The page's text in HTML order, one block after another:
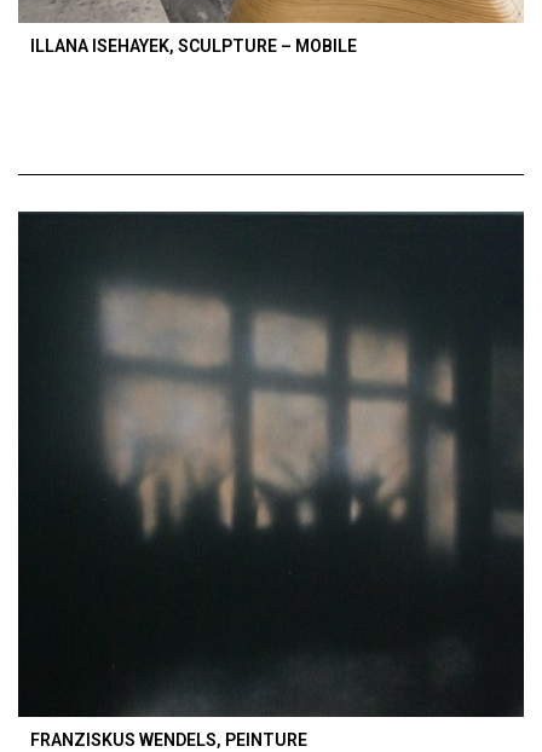
ILLANA ISEHAYEK, SCULPTURE – MOBILE
FRANZISKUS WENDELS, PEINTURE